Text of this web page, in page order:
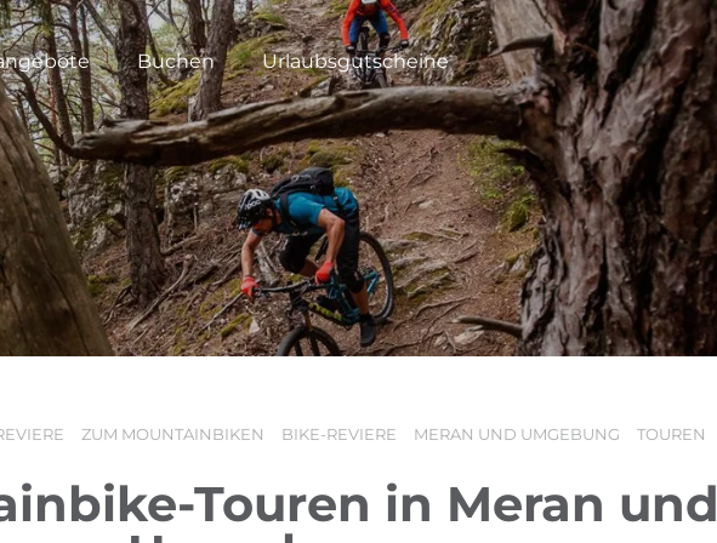
Buchen Urlaubsgutscheine
ZUM MOUNTAINBIKEN BIKE-REVIERE MERAN UND UMGEBUNG TOUREN
Touren in Meran und